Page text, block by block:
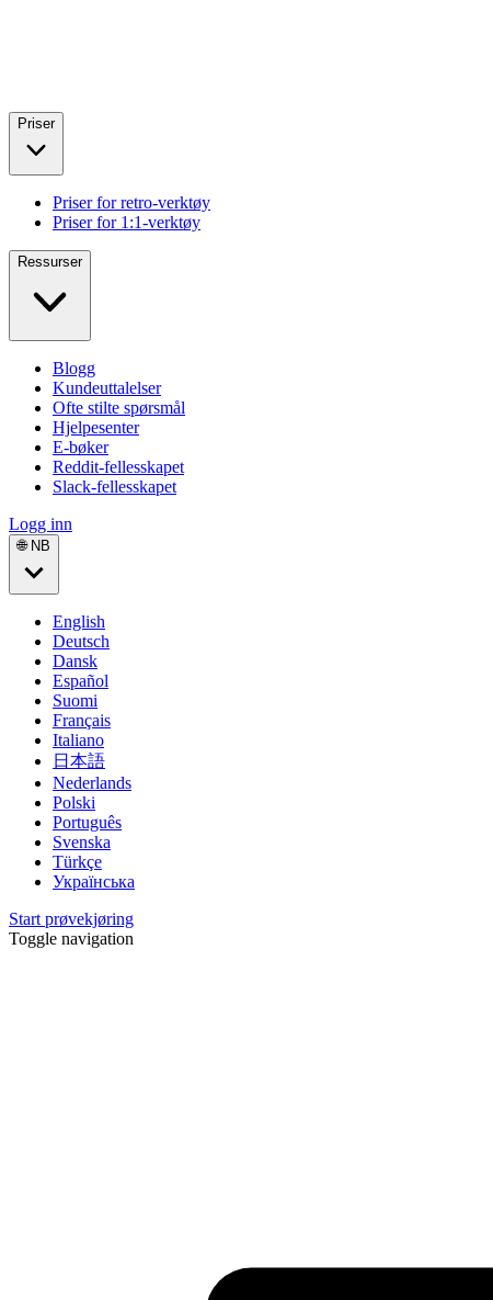
Priser
Priser for retro-verktøy
Priser for 1:1-verktøy
Ressurser
Blogg
Kundeuttalelser
Ofte stilte spørsmål
Hjelpesenter
E-bøker
Reddit-fellesskapet
Slack-fellesskapet
Logg inn
🌐 NB
English
Deutsch
Dansk
Español
Suomi
Français
Italiano
日本語
Nederlands
Polski
Português
Svenska
Türkçe
Українська
Start prøvekjøring
Toggle navigation